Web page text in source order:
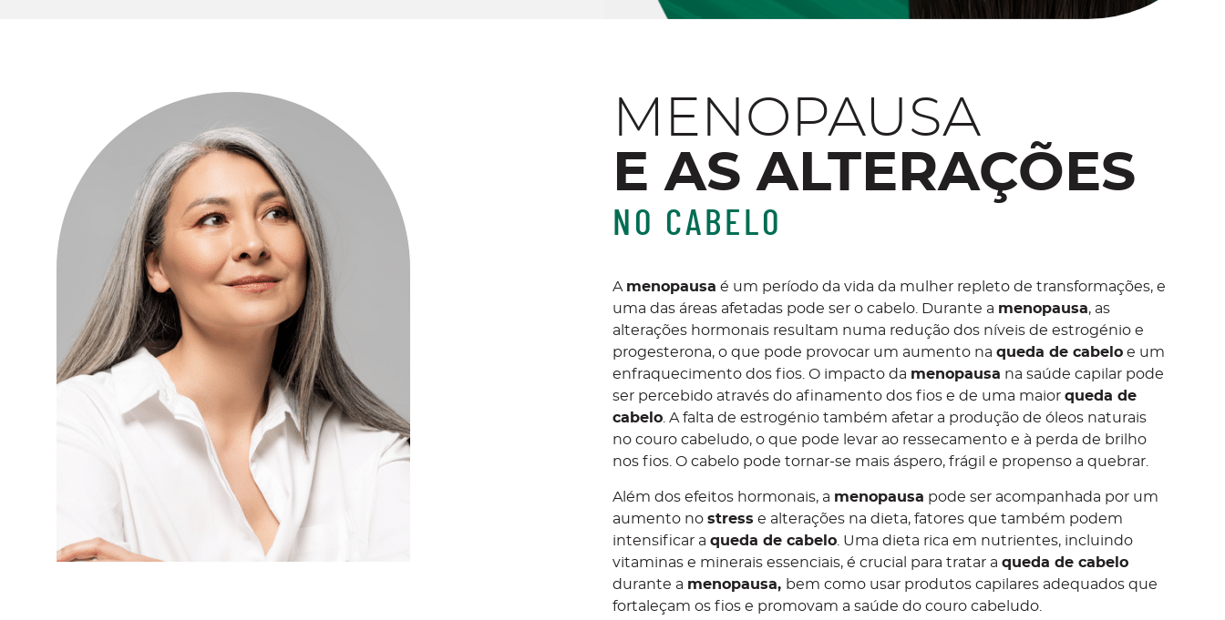
MENOPAUSA
E AS ALTERAÇÕES
NO CABELO
A menopausa é um período da vida da mulher repleto de transformações, e
uma das áreas afetadas pode ser o cabelo. Durante a menopausa, as
alterações hormonais resultam numa redução dos níveis de estrogénio e
progesterona, o que pode provocar um aumento na queda de cabelo e um
enfraquecimento dos fios. O impacto da menopausa na saúde capilar pode
ser percebido através do afinamento dos fios e de uma maior queda de
cabelo . A falta de estrogénio também afetar a produção de óleos naturais
no couro cabeludo, o que pode levar ao ressecamento e à perda de brilho
nos fios. O cabelo pode tornar-se mais áspero, frágil e propenso a quebrar.
Além dos efeitos hormonais, a menopausa pode ser acompanhada por um
aumento no stress e alterações na dieta, fatores que também podem
intensificar a queda de cabelo . Uma dieta rica em nutrientes, incluindo
vitaminas e minerais essenciais, é crucial para tratar a queda de cabelo
durante a menopausa, bem como usar produtos capilares adequados que
fortaleçam os fios e promovam a saúde do couro cabeludo.